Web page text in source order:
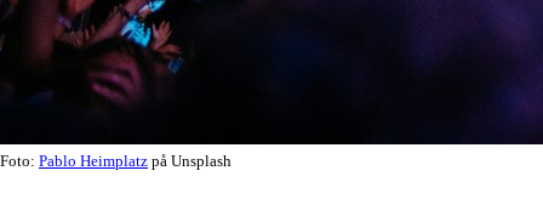
Foto: Pablo Heimplatz på Unsplash